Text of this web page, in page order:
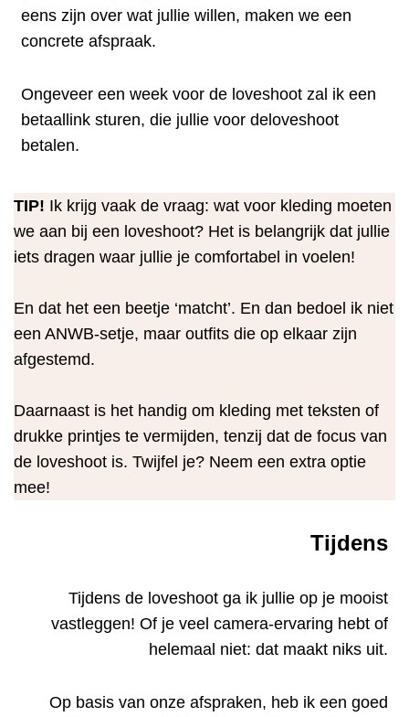
eens zijn over wat jullie willen, maken we een
concrete afspraak.
Ongeveer een week voor de loveshoot zal ik een
betaallink sturen, die jullie voor deloveshoot
betalen.
TIP! Ik krijg vaak de vraag: wat voor kleding moeten
we aan bij een loveshoot? Het is belangrijk dat jullie
iets dragen waar jullie je comfortabel in voelen!
En dat het een beetje ‘matcht’. En dan bedoel ik niet
een ANWB-setje, maar outfits die op elkaar zijn
afgestemd.
Daarnaast is het handig om kleding met teksten of
drukke printjes te vermijden, tenzij dat de focus van
de loveshoot is. Twijfel je? Neem een extra optie
mee!
Tijdens
Tijdens de loveshoot ga ik jullie op je mooist
vastleggen! Of je veel camera-ervaring hebt of
helemaal niet: dat maakt niks uit.
Op basis van onze afspraken, heb ik een goed